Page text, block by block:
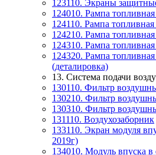
123110. Экраны
124010. Рампа
124110. Рампа
124210. Рампа
124310. Рампа
124320. Рампа
(деталировка)
13. Система подачи
130110. Фильтр
130210. Фильтр
130310. Фильтр
131110. Воздухозаборник
133110. Экран модуля
2019г)
134010. Модуль впуска в